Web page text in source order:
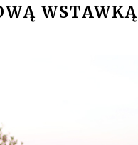
WSTAWKĄ